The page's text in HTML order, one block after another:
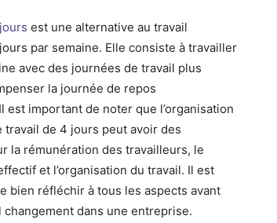
est une alternative au travail
par semaine. Elle consiste à travailler
avec des journées de travail plus
la journée de repos
est important de noter que l’organisation
travail de 4 jours peut avoir des
la rémunération des travailleurs, le
et l’organisation du travail. Il est
bien réfléchir à tous les aspects avant
changement dans une entreprise.